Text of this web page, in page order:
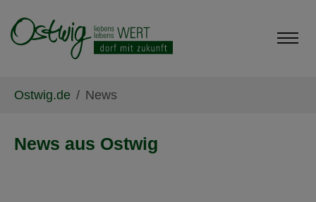
Ostwig.de News
News aus Ostwig